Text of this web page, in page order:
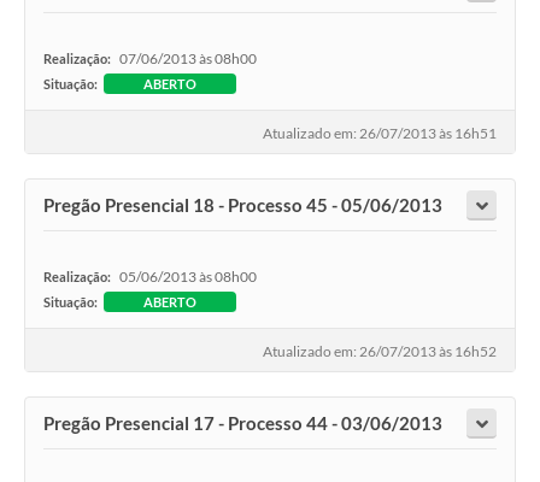
Realização: 07/06/2013 às 08h00
Situação: ABERTO
Atualizado em: 26/07/2013 às 16h51
Pregão Presencial 18 - Processo 45 - 05/06/2013
Realização: 05/06/2013 às 08h00
Situação: ABERTO
Atualizado em: 26/07/2013 às 16h52
Pregão Presencial 17 - Processo 44 - 03/06/2013